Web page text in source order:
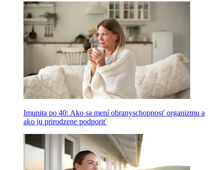
Imunita po 40: Ako sa mení obranyschopnosť organizmu a
ako ju prirodzene podporiť